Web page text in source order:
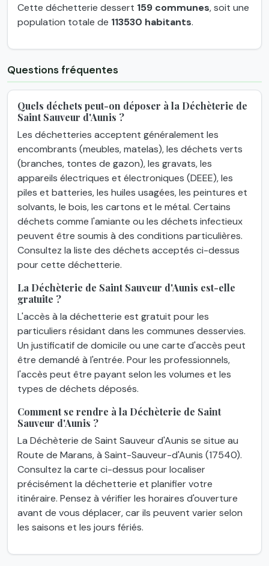
Cette déchetterie dessert 159 communes, soit une
population totale de 113530 habitants.
Questions fréquentes
Quels déchets peut-on déposer à la Déchèterie de
Saint Sauveur d'Aunis ?
Les déchetteries acceptent généralement les
encombrants (meubles, matelas), les déchets verts
(branches, tontes de gazon), les gravats, les
appareils électriques et électroniques (DEEE), les
piles et batteries, les huiles usagées, les peintures et
solvants, le bois, les cartons et le métal. Certains
déchets comme l'amiante ou les déchets infectieux
peuvent être soumis à des conditions particulières.
Consultez la liste des déchets acceptés ci-dessus
pour cette déchetterie.
La Déchèterie de Saint Sauveur d'Aunis est-elle
gratuite ?
L'accès à la déchetterie est gratuit pour les
particuliers résidant dans les communes desservies.
Un justificatif de domicile ou une carte d'accès peut
être demandé à l'entrée. Pour les professionnels,
l'accès peut être payant selon les volumes et les
types de déchets déposés.
Comment se rendre à la Déchèterie de Saint
Sauveur d'Aunis ?
La Déchèterie de Saint Sauveur d'Aunis se situe au
Route de Marans, à Saint-Sauveur-d'Aunis (17540).
Consultez la carte ci-dessus pour localiser
précisément la déchetterie et planifier votre
itinéraire. Pensez à vérifier les horaires d'ouverture
avant de vous déplacer, car ils peuvent varier selon
les saisons et les jours fériés.